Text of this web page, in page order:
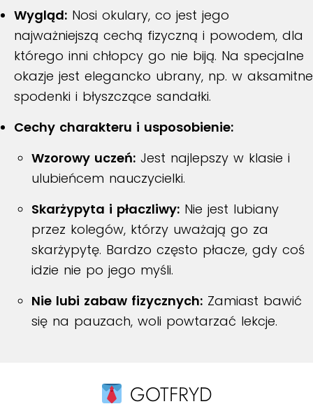
Wygląd: Nosi okulary, co jest jego
najważniejszą cechą fizyczną i powodem, dla
którego inni chłopcy go nie biją. Na specjalne
okazje jest elegancko ubrany, np. w aksamitne
spodenki i błyszczące sandałki.
Cechy charakteru i usposobienie:
Wzorowy uczeń: Jest najlepszy w klasie i
ulubieńcem nauczycielki.
Skarżypyta i płaczliwy: Nie jest lubiany
przez kolegów, którzy uważają go za
skarżypytę. Bardzo często płacze, gdy coś
idzie nie po jego myśli.
Nie lubi zabaw fizycznych: Zamiast bawić
się na pauzach, woli powtarzać lekcje.
GOTFRYD